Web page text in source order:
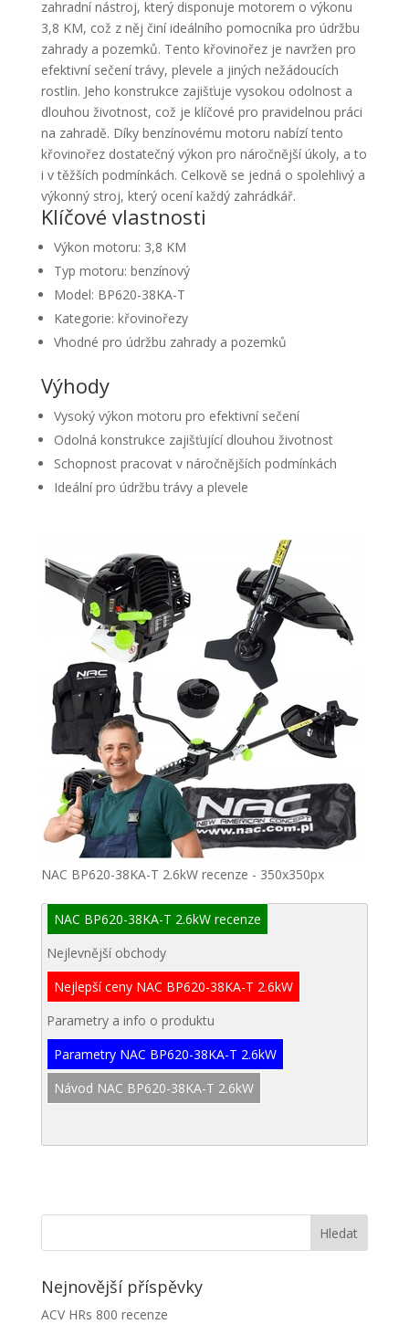
zahradní nástroj, který disponuje motorem o výkonu
3,8 KM, což z něj činí ideálního pomocníka pro údržbu
zahrady a pozemků. Tento křovinořez je navržen pro
efektivní sečení trávy, plevele a jiných nežádoucích
rostlin. Jeho konstrukce zajišťuje vysokou odolnost a
dlouhou životnost, což je klíčové pro pravidelnou práci
na zahradě. Díky benzínovému motoru nabízí tento
křovinořez dostatečný výkon pro náročnější úkoly, a to
i v těžších podmínkách. Celkově se jedná o spolehlivý a
výkonný stroj, který ocení každý zahrádkář.
Klíčové vlastnosti
Výkon motoru: 3,8 KM
Typ motoru: benzínový
Model: BP620-38KA-T
Kategorie: křovinořezy
Vhodné pro údržbu zahrady a pozemků
Výhody
Vysoký výkon motoru pro efektivní sečení
Odolná konstrukce zajišťující dlouhou životnost
Schopnost pracovat v náročnějších podmínkách
Ideální pro údržbu trávy a plevele
NAC BP620-38KA-T 2.6kW recenze - 350x350px
NAC BP620-38KA-T 2.6kW recenze
Nejlevnější obchody
Nejlepší ceny NAC BP620-38KA-T 2.6kW
Parametry a info o produktu
Parametry NAC BP620-38KA-T 2.6kW
Návod NAC BP620-38KA-T 2.6kW
Nejnovější příspěvky
ACV HRs 800 recenze